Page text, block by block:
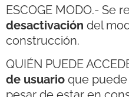
ESCOGE MODO.- Se
desactivación del
construcción.
QUIÉN PUEDE
de usuario que puede